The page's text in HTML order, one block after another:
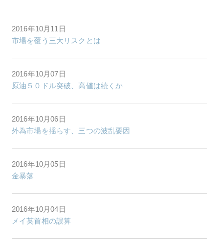
2016年10月11日
市場を覆う三大リスクとは
2016年10月07日
原油５０ドル突破、高値は続くか
2016年10月06日
外為市場を揺らす、三つの波乱要因
2016年10月05日
金暴落
2016年10月04日
メイ英首相の誤算